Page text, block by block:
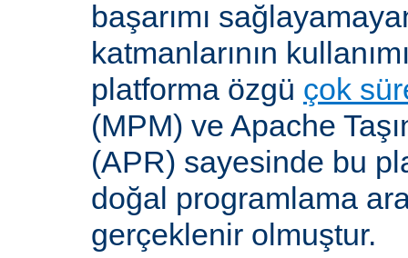
başarımı
katmanlarının
platforma özgü çok
(MPM) ve Apache
(APR) sayesinde bu
doğal programlama
gerçeklenir olmuştur.